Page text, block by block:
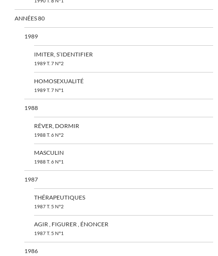
ANNÉES 80
1989
IMITER, S’IDENTIFIER
1989 T. 7 N°2
HOMOSEXUALITÉ
1989 T. 7 N°1
1988
RÊVER, DORMIR
1988 T. 6 N°2
MASCULIN
1988 T. 6 N°1
1987
THÉRAPEUTIQUES
1987 T. 5 N°2
AGIR , FIGURER , ÉNONCER
1987 T. 5 N°1
1986